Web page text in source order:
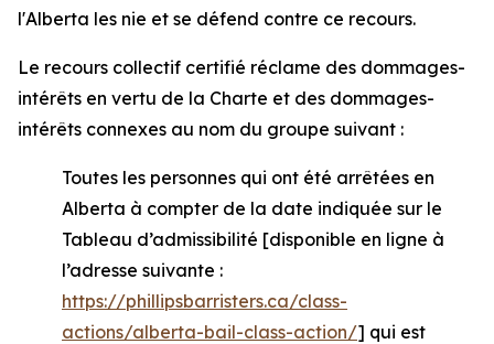
l'Alberta les nie et se défend contre ce recours.
Le recours collectif certifié réclame des dommages-
intérêts en vertu de la Charte et des dommages-
intérêts connexes au nom du groupe suivant :
Toutes les personnes qui ont été arrêtées en
Alberta à compter de la date indiquée sur le
Tableau d’admissibilité [disponible en ligne à
l’adresse suivante :
https://phillipsbarristers.ca/class-
actions/alberta-bail-class-action/] qui est